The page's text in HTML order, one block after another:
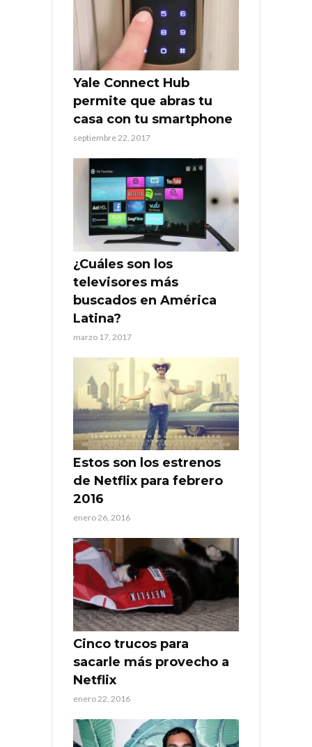
Yale Connect Hub
permite que abras tu
casa con tu smartphone
septiembre 22, 2017
¿Cuáles son los
televisores más
buscados en América
Latina?
marzo 17, 2017
Estos son los estrenos
de Netflix para febrero
2016
enero 26, 2016
Cinco trucos para
sacarle más provecho a
Netflix
enero 22, 2016